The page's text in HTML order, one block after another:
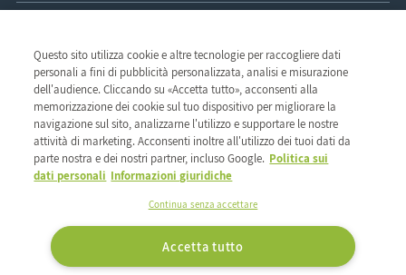
ZAC des Radars
1 & 3, rue René Clair
91350 Grigny - France
TEL : 01 69 02 57 00
FAX : 01 69 02 57 20
Seguici su:
Il gruppo
Cosa ci guida
La nostra rete
I nostri impegni di CSR
Pagina di gruppo
Etica e vigilanza
La nostra storia
Professioni
Il nostro know-how
La nostra offerta
I nostri marchi
I nostri marchi propri
Condizioni Generali Di Utilizzo Dati Personali
Questo sito utilizza cookie e altre tecnologie per raccogliere dati
personali a fini di pubblicità personalizzata, analisi e misurazione
dell'audience. Cliccando su «Accetta tutto», acconsenti alla
memorizzazione dei cookie sul tuo dispositivo per migliorare la
navigazione sul sito, analizzarne l'utilizzo e supportare le nostre
attività di marketing. Acconsenti inoltre all'utilizzo dei tuoi dati da
parte nostra e dei nostri partner, incluso Google. Politica sui
dati personali Informazioni giuridiche
Continua senza accettare
Accetta tutto